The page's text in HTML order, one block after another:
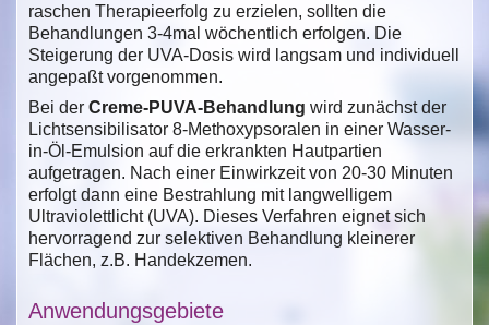
raschen Therapieerfolg zu erzielen, sollten die
Behandlungen 3-4mal wöchentlich erfolgen. Die
Steigerung der UVA-Dosis wird langsam und individuell
angepaßt vorgenommen.
Bei der Creme-PUVA-Behandlung wird zunächst der
Lichtsensibilisator 8-Methoxypsoralen in einer Wasser-
in-Öl-Emulsion auf die erkrankten Hautpartien
aufgetragen. Nach einer Einwirkzeit von 20-30 Minuten
erfolgt dann eine Bestrahlung mit langwelligem
Ultraviolettlicht (UVA). Dieses Verfahren eignet sich
hervorragend zur selektiven Behandlung kleinerer
Flächen, z.B. Handekzemen.
Anwendungsgebiete